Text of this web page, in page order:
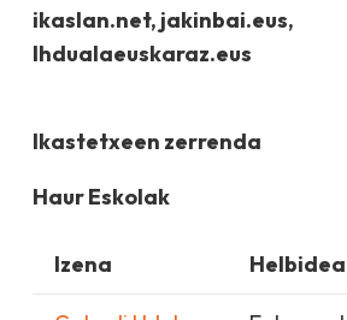
ikaslan.net, jakinbai.eus,
lhdualaeuskaraz.eus
Ikastetxeen zerrenda
Haur Eskolak
Izena Helbidea